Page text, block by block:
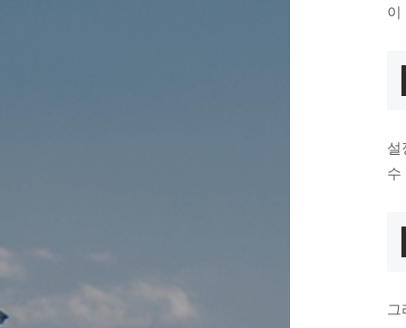
이
설
수
그